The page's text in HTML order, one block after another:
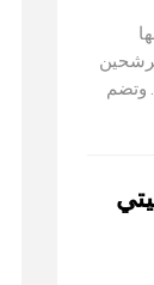
لحصد جائزة أفضل لاعب في الدوري الإنجليزي موسم 2022/2021. وتضم